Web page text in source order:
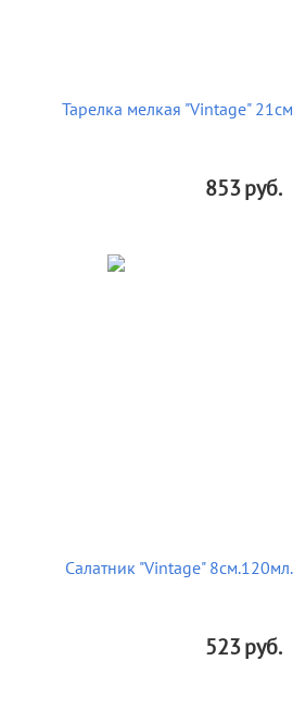
Тарелка мелкая "Vintage"
853руб.
Салатник "Vintage"
523руб.